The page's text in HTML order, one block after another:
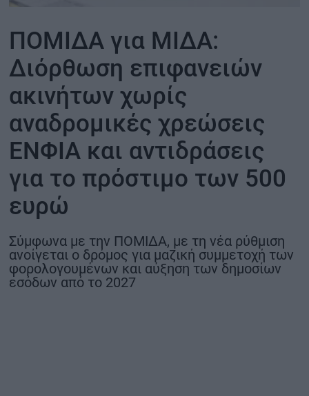
ΟΙΚΟΝΟΜΙΑ - ΕΠΙΧΕΙΡΗΣΕΙΣ
MY PROPERTY
ΚΑΡΑΜΠΟΛΕΣ
ΕΠΙΚΟΙΝΩΝΙΑ
ΠΟΜΙΔΑ για ΜΙΔΑ:
Διόρθωση επιφανειών
ακινήτων χωρίς
αναδρομικές χρεώσεις
ΕΝΦΙΑ και αντιδράσεις
για το πρόστιμο των 500
ευρώ
Σύμφωνα με την ΠΟΜΙΔΑ, με τη νέα ρύθμιση
ανοίγεται ο δρόμος για μαζική συμμετοχή των
φορολογουμένων και αύξηση των δημοσίων
εσόδων από το 2027